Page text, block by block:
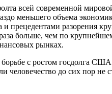
всей современной
меньшего объема
прецедентами разорения
больше, чем по
рынках.
с ростом госдолга
до сих пор не